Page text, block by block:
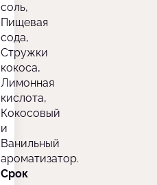
соль,
Пищевая
сода,
Стружки
кокоса,
Лимонная
кислота,
Кокосовый
и
Ванильный
ароматизатор.
Срок